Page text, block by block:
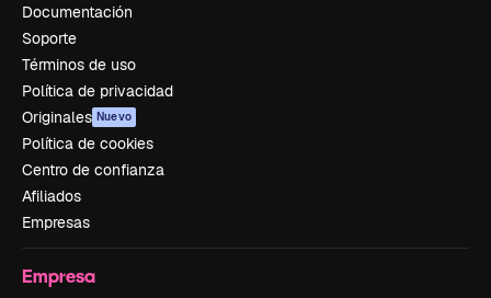
Documentación
Soporte
Términos de uso
Política de privacidad
Originales Nuevo
Política de cookies
Centro de confianza
Afiliados
Empresas
Empresa